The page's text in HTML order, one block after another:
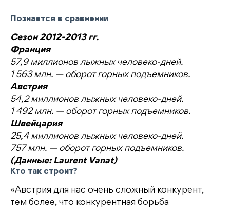
Познается в сравнении
Сезон 2012-2013 гг.
Франция
57,9 миллионов лыжных человеко-дней.
1 563 млн. — оборот горных подъемников.
Австрия
54,2 миллионов лыжных человеко-дней.
1 492 млн. — оборот горных подъемников.
Швейцария
25,4 миллионов лыжных человеко-дней.
757 млн. — оборот горных подъемников.
(Данные: Laurent Vanat)
Кто так строит?
«Австрия для нас очень сложный конкурент,
тем более, что конкурентная борьба